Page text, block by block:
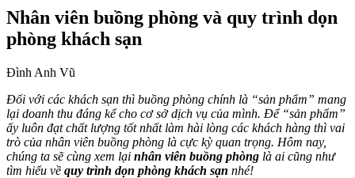
Nhân viên buồng phòng và quy trình dọn
phòng khách sạn
Đình Anh Vũ
Đối với các khách sạn thì buồng phòng chính là “sản phẩm” mang
lại doanh thu đáng kể cho cơ sở dịch vụ của mình. Để “sản phẩm”
ấy luôn đạt chất lượng tốt nhất làm hài lòng các khách hàng thì vai
trò của nhân viên buồng phòng là cực kỳ quan trọng. Hôm nay,
chúng ta sẽ cùng xem lại nhân viên buồng phòng là ai cũng như
tìm hiểu về quy trình dọn phòng khách sạn nhé!